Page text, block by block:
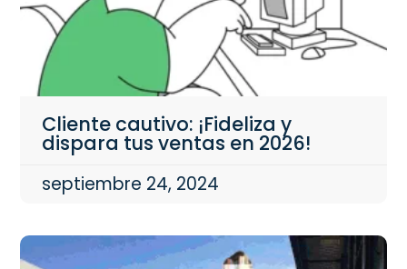
Cliente cautivo: ¡Fideliza y
dispara tus ventas en 2026!
septiembre 24, 2024